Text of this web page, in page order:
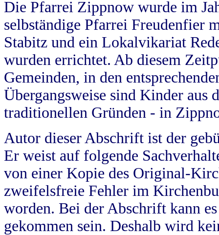
Die Pfarrei Zippnow wurde im
selbständige Pfarrei Freudenfier
Stabitz und ein Lokalvikariat
wurden errichtet. Ab diesem
Gemeinden, in den
Übergangsweise sind Kinder aus
traditionellen Gründen - in
Autor dieser Abschrift ist der
Er weist auf folgende
von einer Kopie des Original-
zweifelsfreie Fehler im
worden. Bei der Abschrift kann
gekommen sein. Deshalb wird